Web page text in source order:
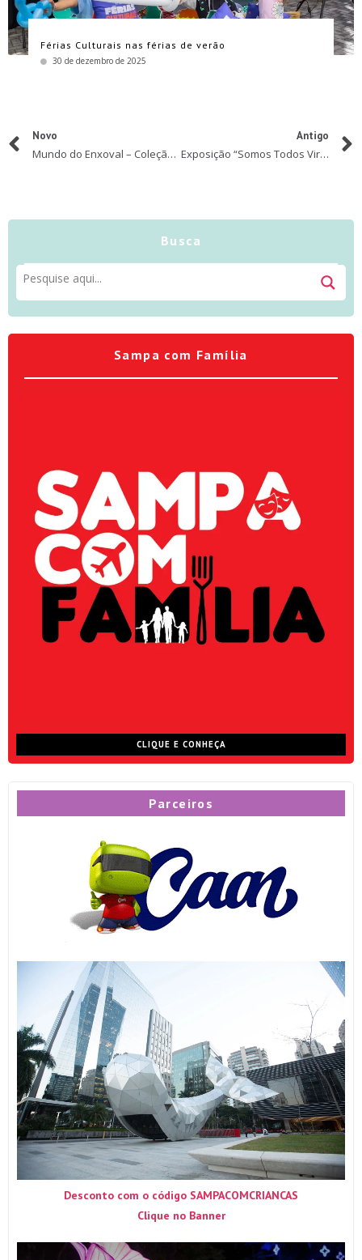
Férias Culturais nas férias de verão
30 de dezembro de 2025
Novo
Mundo do Enxoval – Coleção Outono 2023
Antigo
Exposição “Somos Todos Vira Latas” chega ao Santo Mercado
Busca
Sampa com Família
CLIQUE E CONHEÇA
Parceiros
Desconto com o código SAMPACOMCRIANCAS
Clique no Banner